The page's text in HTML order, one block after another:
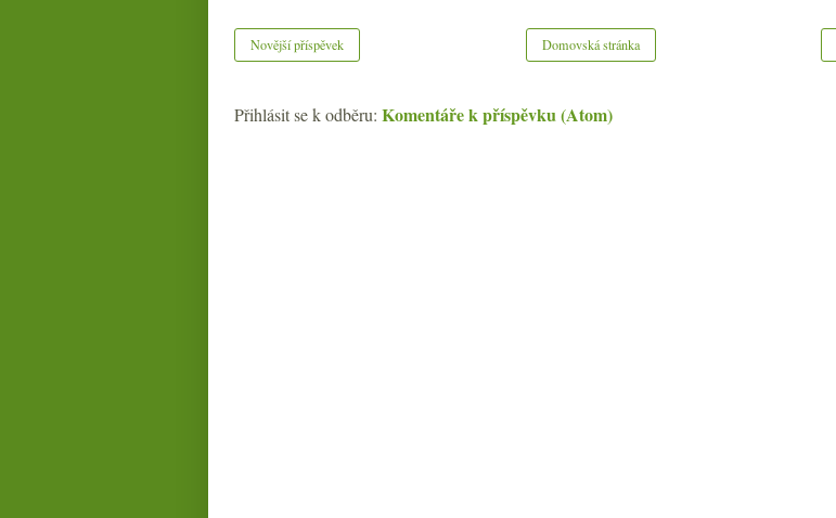
Novější příspěvek Domovská stránka
Přihlásit se k odběru: Komentáře k příspěvku (Atom)